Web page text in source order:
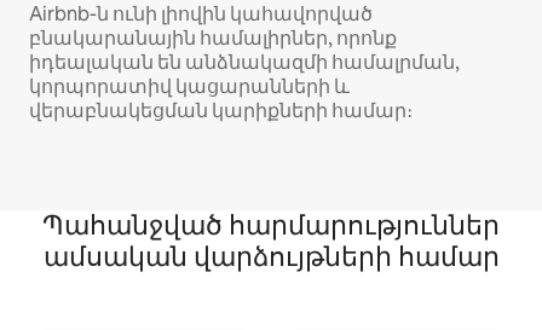
Airbnb-ն ունի լիովին կահավորված
բնակարանային համալիրներ, որոնք
իդեալական են անձնակազմի համալրման,
կորպորատիվ կացարանների և
վերաբնակեցման կարիքների համար։
Պահանջված հարմարություններ
ամսական վարձույթների համար